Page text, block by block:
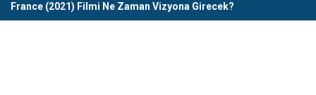
France (2021) Filmi Ne Zaman Vizyona Girecek?